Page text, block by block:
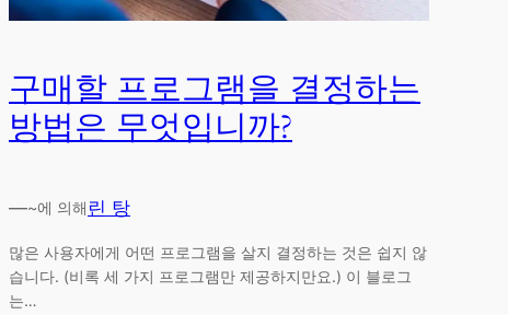
구매할 프로그램을 결정하는
방법은 무엇입니까?
—~에 의해 린 탕
많은 사용자에게 어떤 프로그램을 살지 결정하는 것은 쉽지 않
습니다. (비록 세 가지 프로그램만 제공하지만요.) 이 블로그
는…